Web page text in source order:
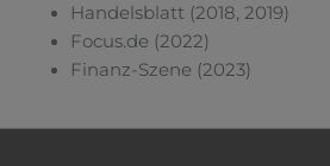
Handelsblatt (2018, 2019)
Focus.de (2022)
Finanz-Szene (2023)